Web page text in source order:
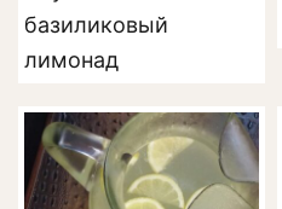
базиликовый
лимонад